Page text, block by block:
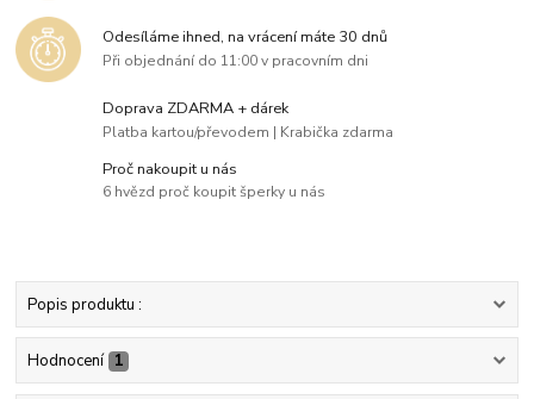
Odesíláme ihned, na vrácení máte 30 dnů
Při objednání do 11:00 v pracovním dni
Doprava ZDARMA + dárek
Platba kartou/převodem | Krabička zdarma
Proč nakoupit u nás
6 hvězd proč koupit šperky u nás
Popis produktu :
Hodnocení 1